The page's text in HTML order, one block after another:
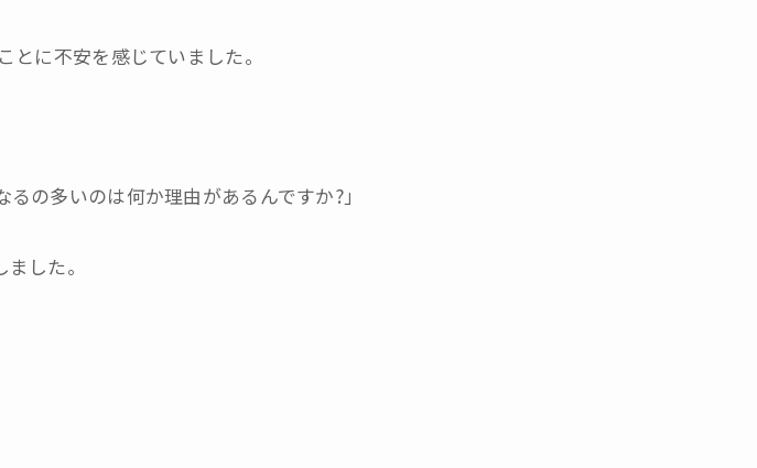
に不安を感じていました。
の多いのは何か理由があるんですか?」
した。